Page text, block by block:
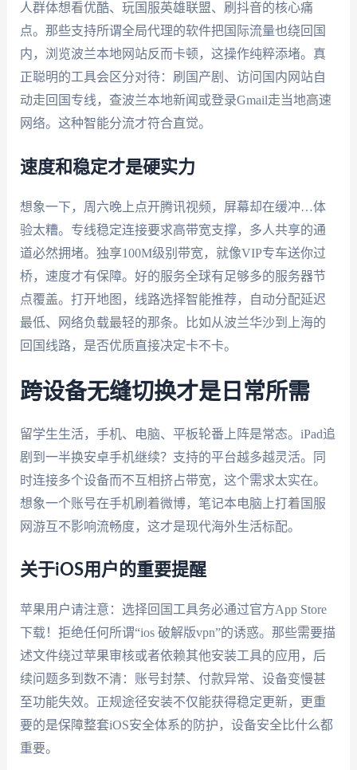
人群体想看优酷、玩国服英雄联盟、刷抖音的核心痛
点。那些支持所谓全局代理的软件把国际流量也绕回国
内，浏览波兰本地网站反而卡顿，这操作纯粹添堵。真
正聪明的工具会区分对待：刷国产剧、访问国内网站自
动走回国专线，查波兰本地新闻或登录Gmail走当地高速
网络。这种智能分流才符合直觉。
速度和稳定才是硬实力
想象一下，周六晚上点开腾讯视频，屏幕却在缓冲…体
验太糟。专线稳定连接要求高带宽支撑，多人共享的通
道必然拥堵。独享100M级别带宽，就像VIP专车送你过
桥，速度才有保障。好的服务全球有足够多的服务器节
点覆盖。打开地图，线路选择智能推荐，自动分配延迟
最低、网络负载最轻的那条。比如从波兰华沙到上海的
回国线路，是否优质直接决定卡不卡。
跨设备无缝切换才是日常所需
留学生生活，手机、电脑、平板轮番上阵是常态。iPad追
剧到一半换安卓手机继续？支持的平台越多越灵活。同
时连接多个设备而不互相挤占带宽，这个需求太实在。
想象一个账号在手机刷着微博，笔记本电脑上打着国服
网游互不影响流畅度，这才是现代海外生活标配。
关于iOS用户的重要提醒
苹果用户请注意：选择回国工具务必通过官方App Store
下载！拒绝任何所谓“ios 破解版vpn”的诱惑。那些需要描
述文件绕过苹果审核或者依赖其他安装工具的应用，后
续问题多到数不清：账号封禁、付款异常、设备变慢甚
至功能失效。正规途径安装不仅能获得稳定更新，更重
要的是保障整套iOS安全体系的防护，设备安全比什么都
重要。